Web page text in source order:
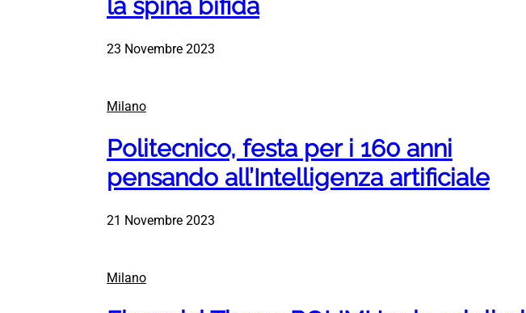
la spina bifida
23 Novembre 2023
Milano
Politecnico, festa per i 160 anni
pensando all’Intelligenza artificiale
21 Novembre 2023
Milano